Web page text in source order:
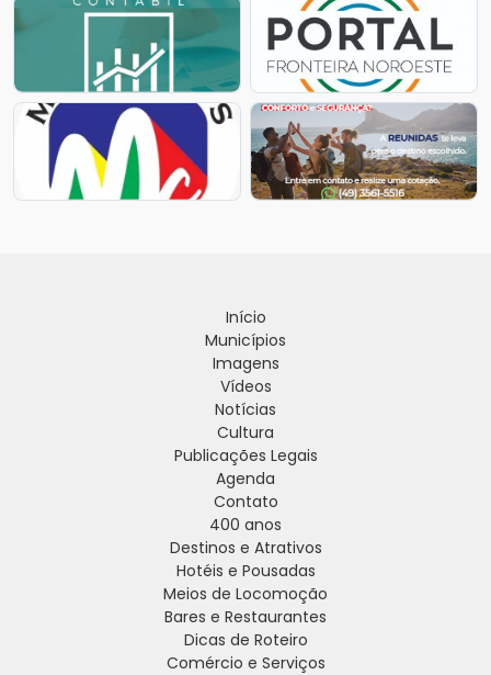
Início
Municípios
Imagens
Vídeos
Notícias
Cultura
Publicações Legais
Agenda
Contato
400 anos
Destinos e Atrativos
Hotéis e Pousadas
Meios de Locomoção
Bares e Restaurantes
Dicas de Roteiro
Comércio e Serviços